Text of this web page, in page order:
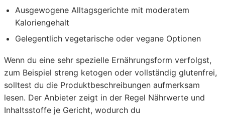
Ausgewogene Alltagsgerichte mit moderatem
Kaloriengehalt
Gelegentlich vegetarische oder vegane Optionen
Wenn du eine sehr spezielle Ernährungsform verfolgst,
zum Beispiel streng ketogen oder vollständig glutenfrei,
solltest du die Produktbeschreibungen aufmerksam
lesen. Der Anbieter zeigt in der Regel Nährwerte und
Inhaltsstoffe je Gericht, wodurch du